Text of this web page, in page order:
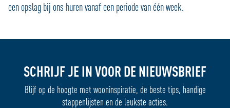
een opslag bij ons huren vanaf een periode van één week.
SCHRIJF JE IN VOOR DE NIEUWSBRIEF
Blijf op de hoogte met wooninspiratie, de beste tips, handige
stappenlijsten en de leukste acties.